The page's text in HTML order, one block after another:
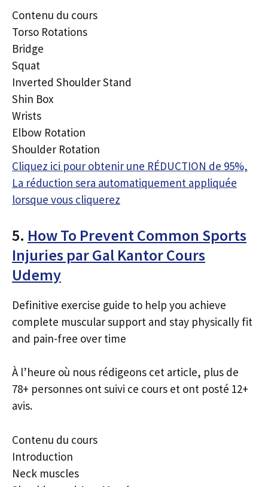
Contenu du cours
Torso Rotations
Bridge
Squat
Inverted Shoulder Stand
Shin Box
Wrists
Elbow Rotation
Shoulder Rotation
Cliquez ici pour obtenir une RÉDUCTION de 95%,
La réduction sera automatiquement appliquée
lorsque vous cliquerez
5. How To Prevent Common Sports
Injuries par Gal Kantor Cours
Udemy
Definitive exercise guide to help you achieve
complete muscular support and stay physically fit
and pain-free over time
À l’heure où nous rédigeons cet article, plus de
78+ personnes ont suivi ce cours et ont posté 12+
avis.
Contenu du cours
Introduction
Neck muscles